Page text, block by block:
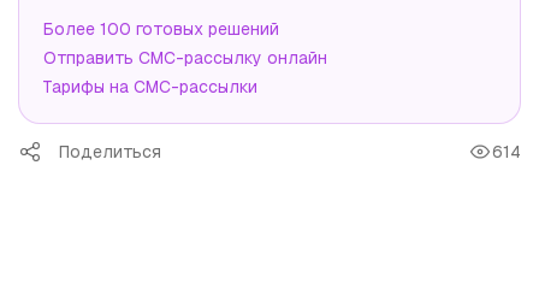
Более 100 готовых решений
Отправить СМС-рассылку онлайн
Тарифы на СМС-рассылки
Поделиться 614